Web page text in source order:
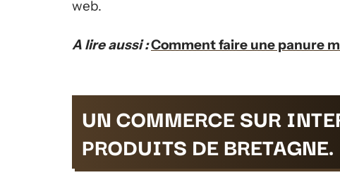
web.
A lire aussi :Comment faire une panure
UN COMMERCE SUR
PRODUITS DE BRETAGNE.